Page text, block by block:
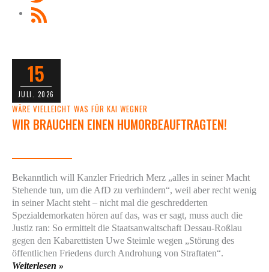
15
JULI. 2026
WÄRE VIELLEICHT WAS FÜR KAI WEGNER
WIR BRAUCHEN EINEN HUMORBEAUFTRAGTEN!
Bekanntlich will Kanzler Friedrich Merz „alles in seiner Macht
Stehende tun, um die AfD zu verhindern“, weil aber recht wenig
in seiner Macht steht – nicht mal die geschredderten
Spezialdemorkaten hören auf das, was er sagt, muss auch die
Justiz ran: So ermittelt die Staatsanwaltschaft Dessau-Roßlau
gegen den Kabarettisten Uwe Steimle wegen „Störung des
öffentlichen Friedens durch Androhung von Straftaten“.
Weiterlesen »